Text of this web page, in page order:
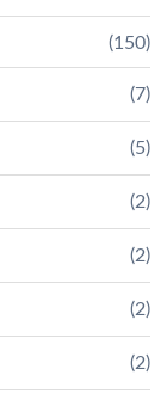
(150)
(7)
(5)
(2)
(2)
(2)
(2)